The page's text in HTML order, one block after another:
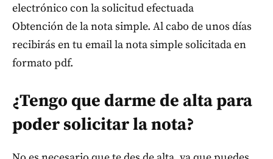
electrónico con la solicitud efectuada
Obtención de la nota simple. Al cabo de unos días
recibirás en tu email la nota simple solicitada en
formato pdf.
¿Tengo que darme de alta para
poder solicitar la nota?